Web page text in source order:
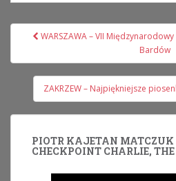
Nawigacja
WARSZAWA – VII
Bardów
ZAKRZEW – Najpiękniejsze
PIOTR KAJETAN
CHECKPOINT CHARLIE,